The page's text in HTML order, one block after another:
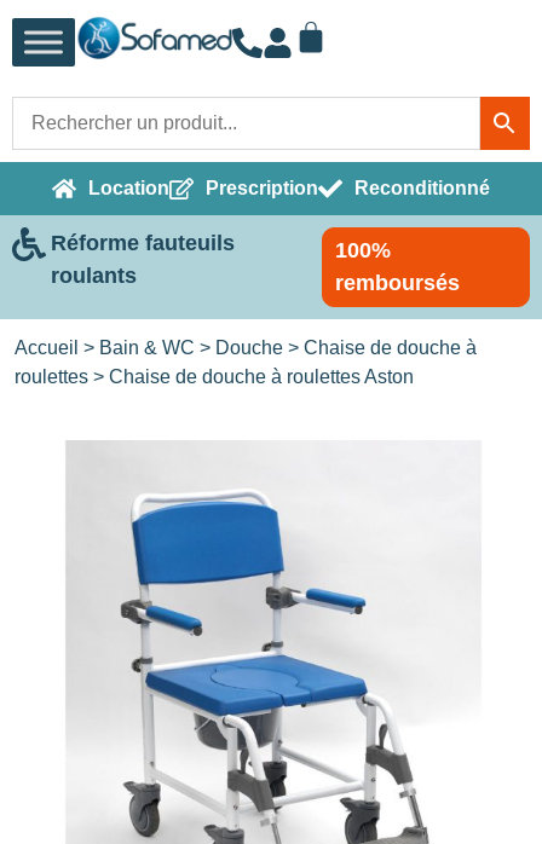
Location Prescription Reconditionné
Réforme fauteuils
roulants
100%
remboursés
Accueil > Bain & WC > Douche > Chaise de douche à
roulettes > Chaise de douche à roulettes Aston